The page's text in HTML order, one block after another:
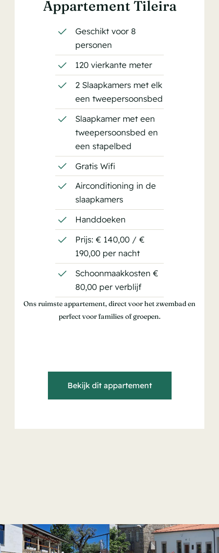
Appartement Tileira
Geschikt voor 8
personen
120 vierkante meter
2 Slaapkamers met elk
een tweepersoonsbed
Slaapkamer met een
tweepersoonsbed en
een stapelbed
Gratis Wifi
Airconditioning in de
slaapkamers
Handdoeken
Prijs: € 140,00 / €
190,00 per nacht
Schoonmaakkosten €
80,00 per verblijf
Ons ruimste appartement, direct voor het zwembad en
perfect voor families of groepen.
Bekijk dit appartement